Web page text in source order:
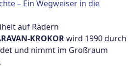
– Ein Wegweiser in die
auf Rädern
KROKORwird 1990 durch
und nimmt im Großraum